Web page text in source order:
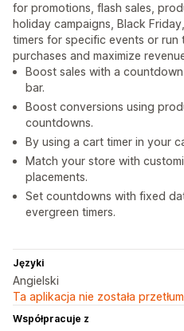
for promotions, flash sales,
holiday campaigns, Black
timers for specific events or run
purchases and maximize
Boost sales with a
bar.
Boost conversions using
countdowns.
By using a cart timer in your
Match your store with
placements.
Set countdowns with fixed
evergreen timers.
Języki
Angielski
Ta aplikacja nie została
Współpracuje z